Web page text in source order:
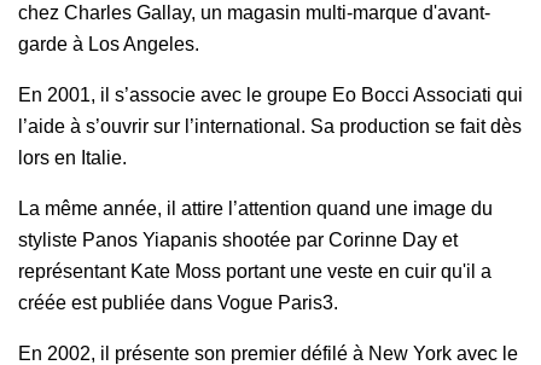
chez Charles Gallay, un magasin multi-marque d'avant-
garde à Los Angeles.
En 2001, il s’associe avec le groupe Eo Bocci Associati qui
l’aide à s’ouvrir sur l’international. Sa production se fait dès
lors en Italie.
La même année, il attire l’attention quand une image du
styliste Panos Yiapanis shootée par Corinne Day et
représentant Kate Moss portant une veste en cuir qu'il a
créée est publiée dans Vogue Paris3.
En 2002, il présente son premier défilé à New York avec le